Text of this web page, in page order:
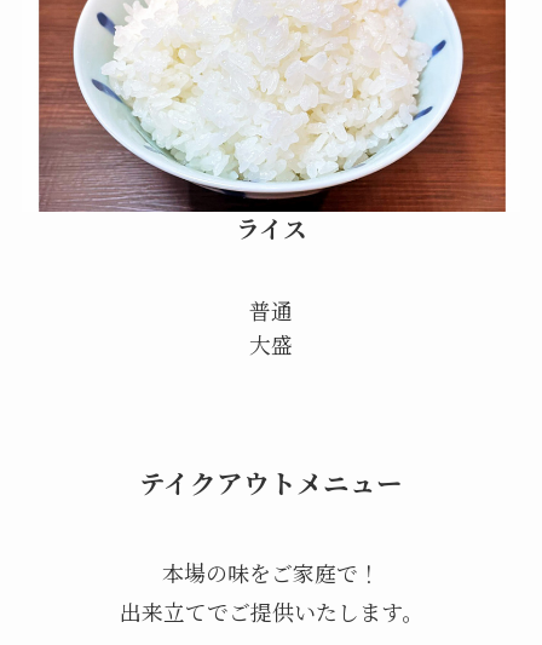
ライス
普通
大盛
テイクアウトメニュー
本場の味をご家庭で！
出来立てでご提供いたします。